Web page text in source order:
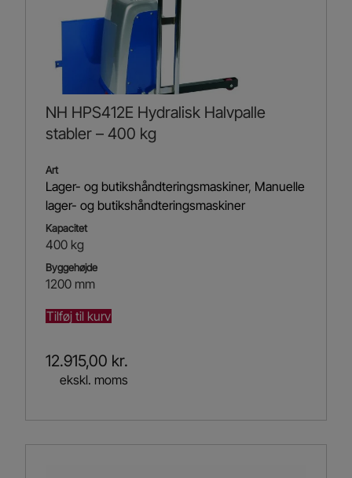
NH HPS412E Hydralisk Halvpalle
stabler – 400 kg
Art
Lager- og butikshåndteringsmaskiner, Manuelle
lager- og butikshåndteringsmaskiner
Kapacitet
400 kg
Byggehøjde
1200 mm
Tilføj til kurv
12.915,00 kr.
ekskl. moms